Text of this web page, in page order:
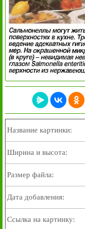
Название картинки:
Ширина и высота:
Размер файла:
Дата добавления:
Ссылка на картинку: